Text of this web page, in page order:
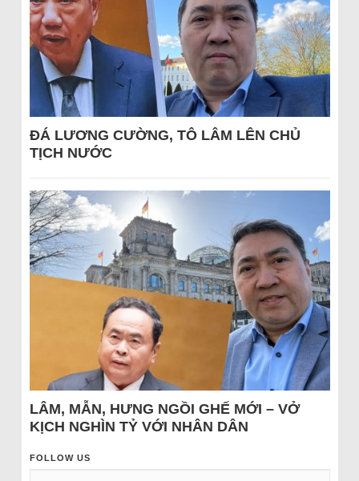
ĐÁ LƯƠNG CƯỜNG, TÔ LÂM LÊN CHỦ
TỊCH NƯỚC
LÂM, MẪN, HƯNG NGỒI GHẾ MỚI – VỞ
KỊCH NGHÌN TỶ VỚI NHÂN DÂN
FOLLOW US